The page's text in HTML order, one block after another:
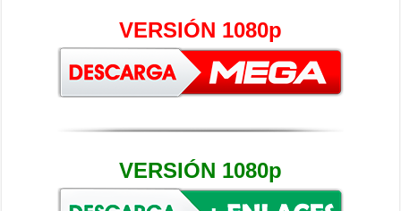
VERSIÓN 1080p
VERSIÓN 1080p